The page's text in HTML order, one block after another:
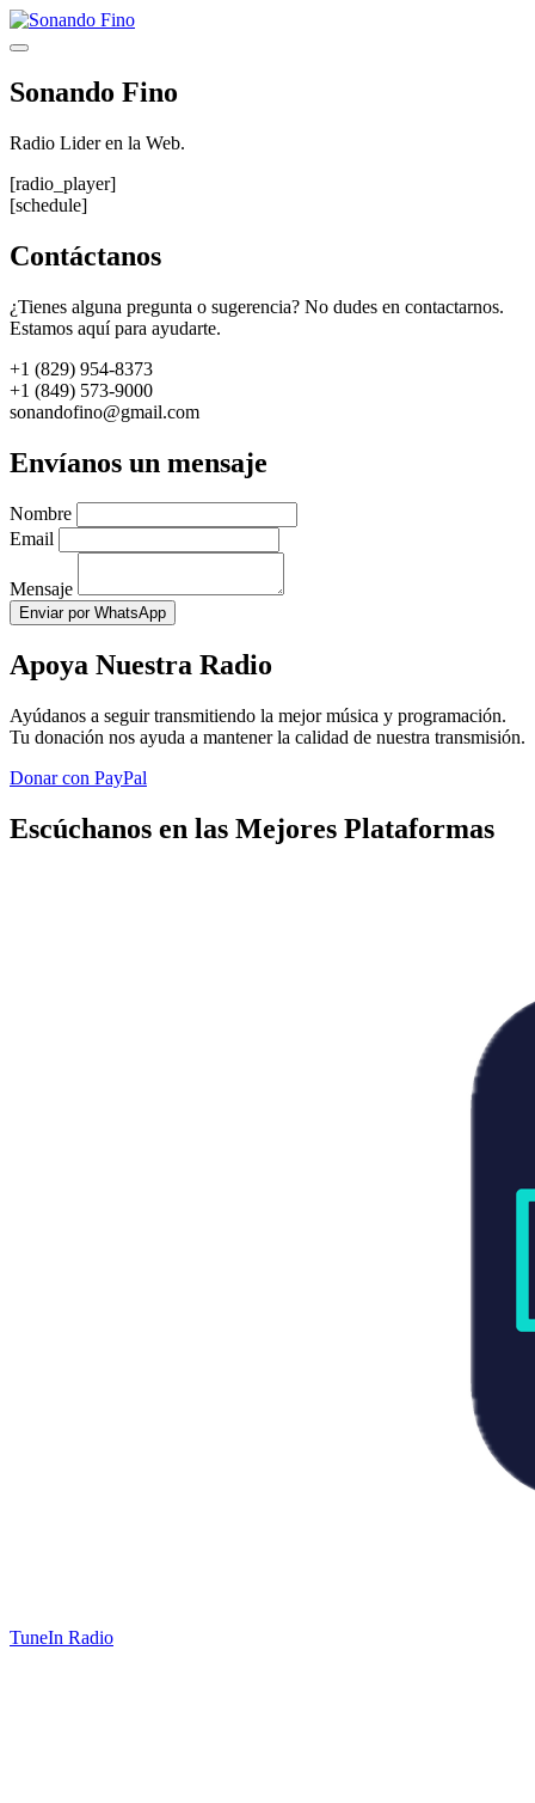
Saltar
al
Menú
Sonando Fino
Radio Lider en la Web.
[radio_player]
[schedule]
Contáctanos
¿Tienes alguna pregunta o sugerencia? No dudes en contactarnos.
Estamos aquí para ayudarte.
+1 (829) 954-8373
+1 (849) 573-9000
sonandofino@gmail.com
Envíanos un mensaje
Nombre
Email
Mensaje
Enviar por WhatsApp
Apoya Nuestra Radio
Ayúdanos a seguir transmitiendo la mejor música y programación.
Tu donación nos ayuda a mantener la calidad de nuestra transmisión.
Donar con PayPal
Escúchanos en las Mejores Plataformas
TuneIn Radio